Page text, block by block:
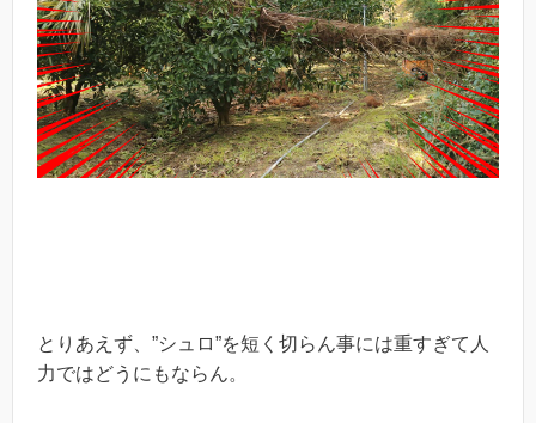
とりあえず、”シュロ”を短く切らん事には重すぎて人
力ではどうにもならん。